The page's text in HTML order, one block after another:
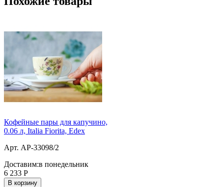
Кофейные пары для капучино,
0.06 л, Italia Fiorita, Edex
Арт. AP-33098/2
Доставим:в понедельник
6 233 Р
В корзину